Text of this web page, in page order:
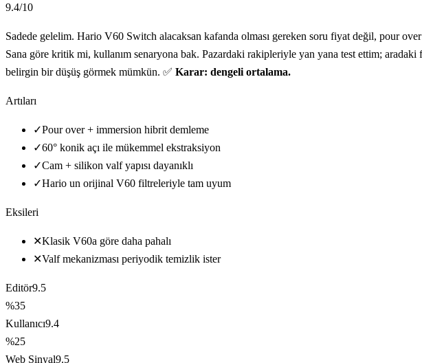
9.4/10
Sadede gelelim. Hario V60 Switch alacaksan kafanda olması gereken soru fiyat değil, pour
Sana göre kritik mi, kullanım senaryona bak. Pazardaki rakipleriyle yan yana test ettim; aradaki
belirgin bir düşüş görmek mümkün. ✅ Karar: dengeli ortalama.
Artıları
✓Pour over + immersion hibrit demleme
✓60° konik açı ile mükemmel ekstraksiyon
✓Cam + silikon valf yapısı dayanıklı
✓Hario un orijinal V60 filtreleriyle tam uyum
Eksileri
✕Klasik V60a göre daha pahalı
✕Valf mekanizması periyodik temizlik ister
Editör9.5
%35
Kullanıcı9.4
%25
Web Sinyal9.5